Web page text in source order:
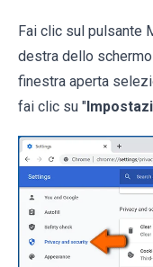
Fai clic sul pulsante
destra dello
finestra aperta
fai clic su "